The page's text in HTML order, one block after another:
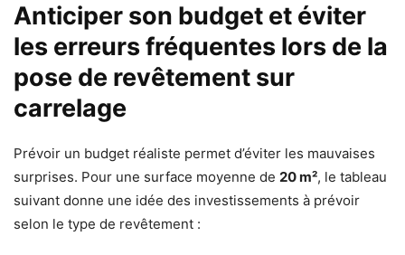
Anticiper son budget et éviter
les erreurs fréquentes lors de la
pose de revêtement sur
carrelage
Prévoir un budget réaliste permet d’éviter les mauvaises
surprises. Pour une surface moyenne de 20 m², le tableau
suivant donne une idée des investissements à prévoir
selon le type de revêtement :